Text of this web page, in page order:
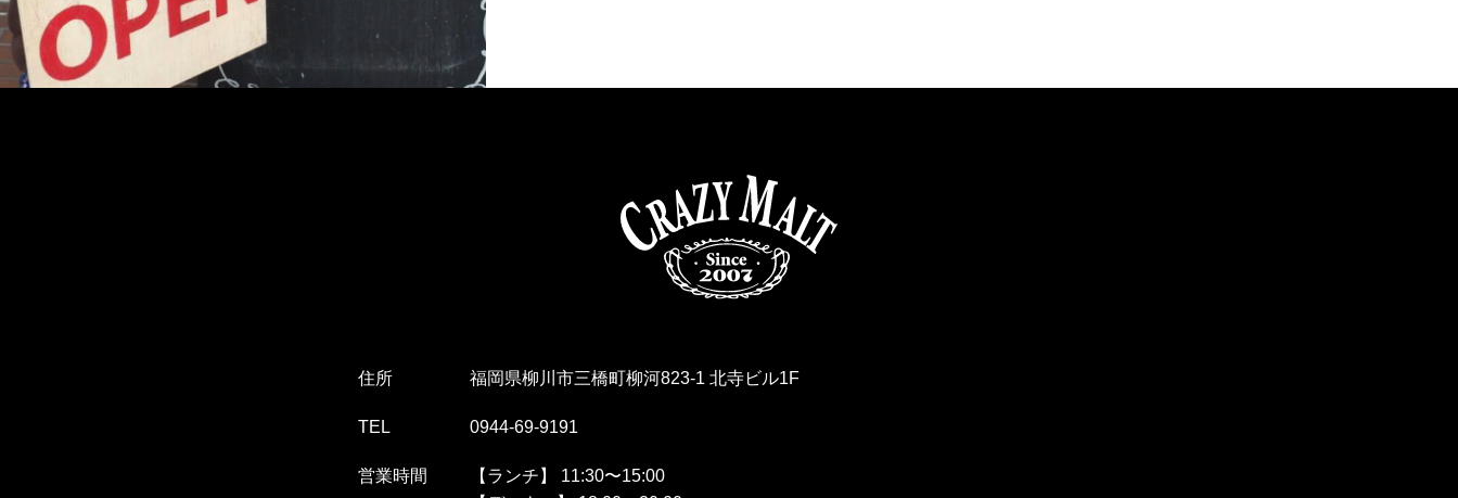
住所 福岡県柳川市三橋町柳河823-1 北寺ビル1F
TEL 0944-69-9191
営業時間
【ランチ】 11:30〜15:00